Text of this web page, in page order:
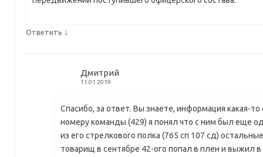
Ответить ↓
Дмитрий
11.01.2019
Спасибо, за ответ. Вы знаете, информация какая-то
номеру команды (429) я понял что с ним был еще
из его стрелкового полка (765 сп 107 сд)
товарищ в сентябре 42-ого попал в плен и выжил в